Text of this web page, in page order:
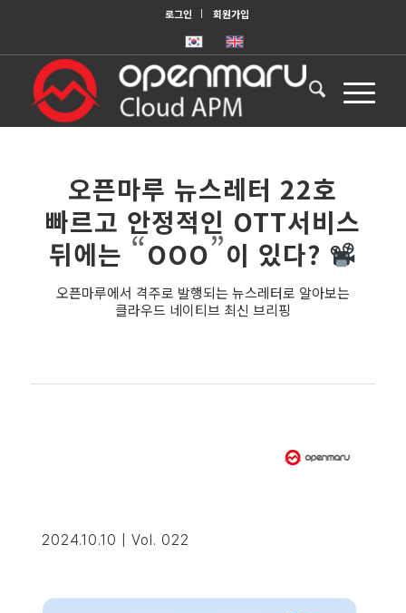
로그인 회원가입
오픈마루 뉴스레터 22호
빠르고 안정적인 OTT서비스
뒤에는 “OOO”이 있다?
오픈마루에서 격주로 발행되는 뉴스레터로 알아보는
클라우드 네이티브 최신 브리핑
2024.10.10 | Vol. 022